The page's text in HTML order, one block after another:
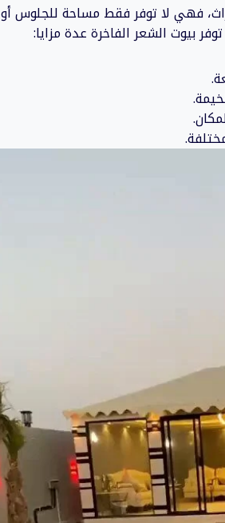
فهي لا توفر فقط مساحة للجلوس أو
بيوت الشعر الفاخرة عدة مزايا: